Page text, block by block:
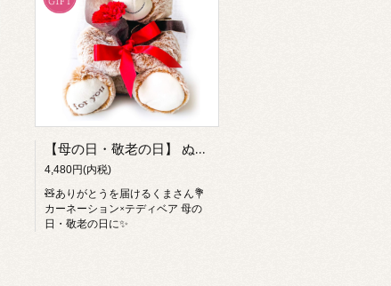
【母の日・敬老の日】 ぬいぐるみ くま テディベア マックス カーネーション 花束 造花 誕生日 お見舞い 女性 母親 祖母 プレゼント ギフト ルルズ
4,480円(内税)
🧸ありがとうを届けるくまさん💐
カーネーション×テディベア 母の
日・敬老の日に✨